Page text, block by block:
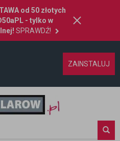
od 50 złotych
- tylko w
SPRAWDŹ!
ZAINSTALUJ